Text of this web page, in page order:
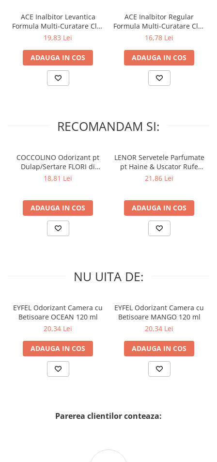
Masina
Deodorante & Parfumuri
Roll-on
Cosmetice Auto
- Igienizeaza
- Inalbeste si protejeaza tesaturile
ACE Inalbitor Levantica
Formula Multi-Curatare Clor
2 L
19,83 Lei
ADAUGA IN COS
ACE Inalbitor Regular
Formula Multi-Curatare Clor
2 L
16,78 Lei
ADAUGA IN COS
RECOMANDAM SI:
COCCOLINO Odorizant pt
Dulap/Sertare FLORI di
PRIMAVERA 3 buc
18,81 Lei
ADAUGA IN COS
LENOR Servetele Parfumate
pt Haine & Uscator Rufe
SPRING AWAKENING 34 buc
21,86 Lei
ADAUGA IN COS
NU UITA DE:
EYFEL Odorizant Camera cu
Betisoare OCEAN 120 ml
20,34 Lei
ADAUGA IN COS
EYFEL Odorizant Camera cu
Betisoare MANGO 120 ml
20,34 Lei
ADAUGA IN COS
Parerea clientilor conteaza: